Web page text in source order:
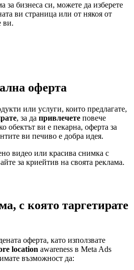
за бизнеса си, можете да изберете
ви страница или от някоя от
ви.
оферта
или услуги, които предлагате,
, за да привлечете повече
обектът ви е пекарна, оферта за
ви печиво е добра идея.
видео или красива снимка с
за криейтив на своята реклама.
с която таргетирате
оферта, като използвате
location awareness в Meta Ads
възможност да: